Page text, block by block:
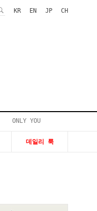
KR EN JP CH
ONLY YOU
데일리 룩